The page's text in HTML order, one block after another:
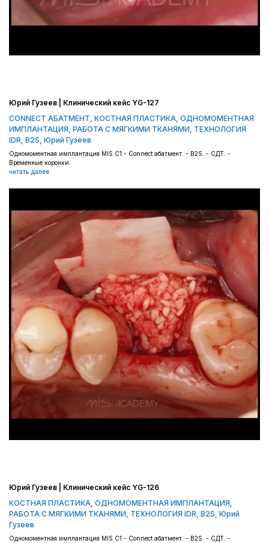
Юрий Гузеев | Клинический кейс YG-127
CONNECT АБАТМЕНТ, КОСТНАЯ ПЛАСТИКА, ОДНОМОМЕНТНАЯ
ИМПЛАНТАЦИЯ, РАБОТА С МЯГКИМИ ТКАНЯМИ, ТЕХНОЛОГИЯ
IDR, B2S, Юрий Гузеев
Одномоментная имплантация MIS C1 - Connect абатмент. - B2S. - СДТ. -
Временные коронки.
читать далее
Юрий Гузеев | Клинический кейс YG-126
КОСТНАЯ ПЛАСТИКА, ОДНОМОМЕНТНАЯ ИМПЛАНТАЦИЯ,
РАБОТА С МЯГКИМИ ТКАНЯМИ, ТЕХНОЛОГИЯ IDR, B2S, Юрий
Гузеев
Одномоментная имплантация MIS C1 - Connect абатмент. - B2S. - СДТ. -